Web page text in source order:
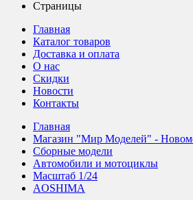
Страницы
Главная
Каталог товаров
Доставка и оплата
О нас
Скидки
Новости
Контакты
Главная
Магазин "Мир Моделей" -
Сборные модели
Автомобили и мотоциклы
Масштаб 1/24
AOSHIMA